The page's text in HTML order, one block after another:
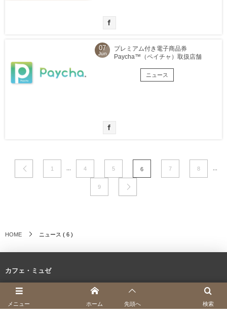
07
Jun
プレミアム付き電子商品券
Paycha™（ペイチャ）取扱店舗
ニュース
1 4 5 6 7 8
9
HOME ニュース ( 6 )
カフェ・ミュゼ
〒804-0024 福岡県北九州市戸畑区西鞘ヶ谷町21-1
メニュー 検索
ホーム 先頭へ